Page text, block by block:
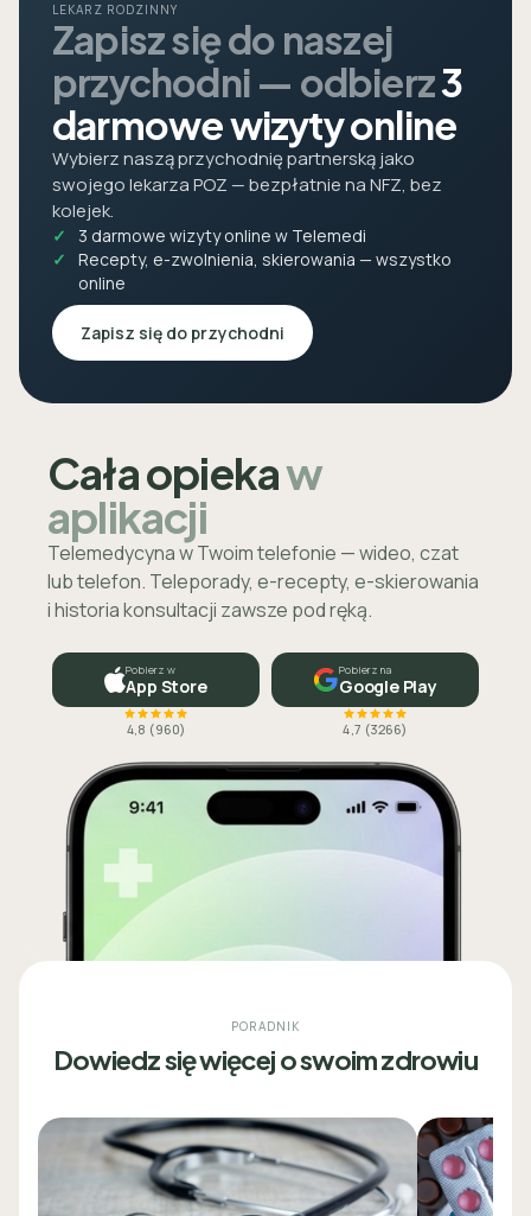
LEKARZ RODZINNY
Zapisz się do naszej
przychodni — odbierz3
darmowe wizyty online
Wybierz naszą przychodnię partnerską jako
swojego lekarza POZ — bezpłatnie na NFZ, bez
kolejek.
3 darmowe wizyty online w Telemedi
Recepty, e-zwolnienia, skierowania — wszystko
online
Zapisz się do przychodni
Cała opiekaw
aplikacji
Telemedycyna w Twoim telefonie — wideo, czat
lub telefon. Teleporady, e-recepty, e-skierowania
i historia konsultacji zawsze pod ręką.
Pobierz w
App Store
4,8 (960)
Pobierz na
Google Play
4,7 (3266)
PORADNIK
Dowiedz się więcej o swoim zdrowiu